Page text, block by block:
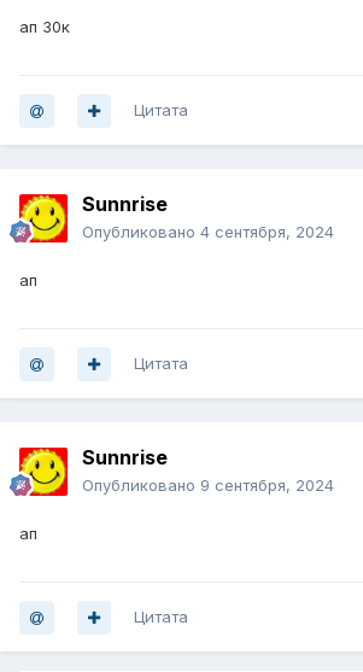
ап 30к
Цитата
Sunnrise
Опубликовано 4 сентября, 2024
ап
Цитата
Sunnrise
Опубликовано 9 сентября, 2024
ап
Цитата